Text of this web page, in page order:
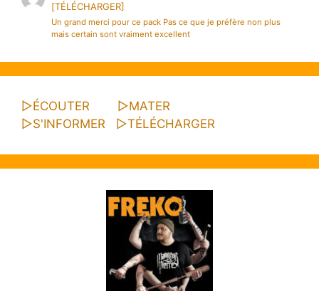
[TÉLÉCHARGER]
Un grand merci pour ce pack Pas ce que je préfère non plus
mais certain sont vraiment excellent
▷ÉCOUTER ▷MATER
▷S'INFORMER ▷TÉLÉCHARGER